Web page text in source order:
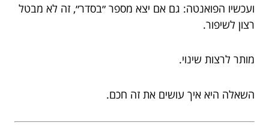
ועכשיו הפואנטה: גם אם יצא מספר ״בסדר״, זה לא מבטל
רצון לשיפור.
מותר לרצות שינוי.
השאלה היא איך עושים את זה חכם.